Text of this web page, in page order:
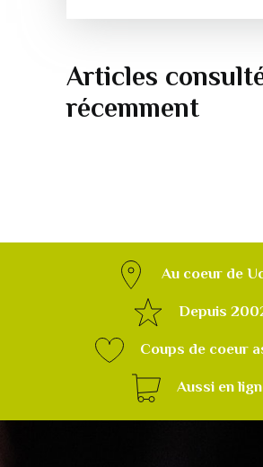
Articles
récemment
Au coeur de
Depuis
Coups de coeur
Aussi en